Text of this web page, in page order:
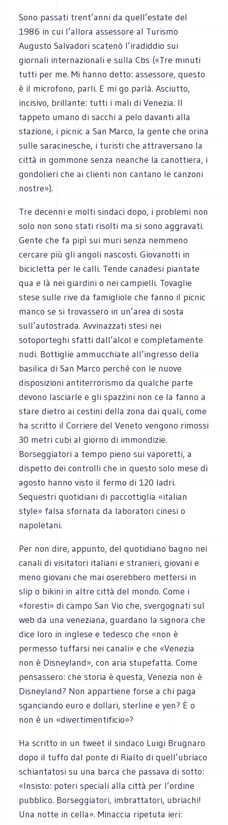
Sono passati trent’anni da quell’estate del
1986 in cui l’allora assessore al Turismo
Augusto Salvadori scatenò l’iradiddio sui
giornali internazionali e sulla Cbs («Tre minuti
tutti per me. Mi hanno detto: assessore, questo
è il microfono, parli. E mi go parlà. Asciutto,
incisivo, brillante: tutti i mali di Venezia. Il
tappeto umano di sacchi a pelo davanti alla
stazione, i picnic a San Marco, la gente che orina
sulle saracinesche, i turisti che attraversano la
città in gommone senza neanche la canottiera, i
gondolieri che ai clienti non cantano le canzoni
nostre»).
Tre decenni e molti sindaci dopo, i problemi non
solo non sono stati risolti ma si sono aggravati.
Gente che fa pipì sui muri senza nemmeno
cercare più gli angoli nascosti. Giovanotti in
bicicletta per le calli. Tende canadesi piantate
qua e là nei giardini o nei campielli. Tovaglie
stese sulle rive da famigliole che fanno il picnic
manco se si trovassero in un’area di sosta
sull’autostrada. Avvinazzati stesi nei
sotoporteghi sfatti dall’alcol e completamente
nudi. Bottiglie ammucchiate all’ingresso della
basilica di San Marco perché con le nuove
disposizioni antiterrorismo da qualche parte
devono lasciarle e gli spazzini non ce la fanno a
stare dietro ai cestini della zona dai quali, come
ha scritto il Corriere del Veneto vengono rimossi
30 metri cubi al giorno di immondizie.
Borseggiatori a tempo pieno sui vaporetti, a
dispetto dei controlli che in questo solo mese di
agosto hanno visto il fermo di 120 ladri.
Sequestri quotidiani di paccottiglia «italian
style» falsa sfornata da laboratori cinesi o
napoletani.
Per non dire, appunto, del quotidiano bagno nei
canali di visitatori italiani e stranieri, giovani e
meno giovani che mai oserebbero mettersi in
slip o bikini in altre città del mondo. Come i
«foresti» di campo San Vio che, svergognati sul
web da una veneziana, guardano la signora che
dice loro in inglese e tedesco che «non è
permesso tuffarsi nei canali» e che «Venezia
non è Disneyland», con aria stupefatta. Come
pensassero: che storia è questa, Venezia non è
Disneyland? Non appartiene forse a chi paga
sganciando euro e dollari, sterline e yen? È o
non è un «divertimentificio»?
Ha scritto in un tweet il sindaco Luigi Brugnaro
dopo il tuffo dal ponte di Rialto di quell’ubriaco
schiantatosi su una barca che passava di sotto:
«Insisto: poteri speciali alla città per l’ordine
pubblico. Borseggiatori, imbrattatori, ubriachi!
Una notte in cella». Minaccia ripetuta ieri: